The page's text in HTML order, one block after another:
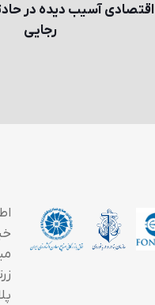
اقتصادی آسيب ديده در
رجايی